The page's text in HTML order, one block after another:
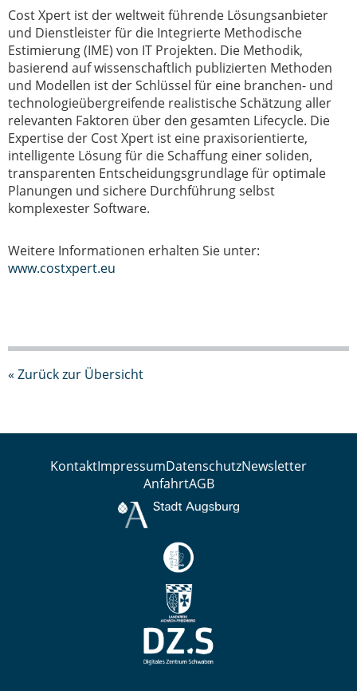
Cost Xpert ist der weltweit führende Lösungsanbieter
und Dienstleister für die Integrierte Methodische
Estimierung (IME) von IT Projekten. Die Methodik,
basierend auf wissenschaftlich publizierten Methoden
und Modellen ist der Schlüssel für eine branchen- und
technologieübergreifende realistische Schätzung aller
relevanten Faktoren über den gesamten Lifecycle. Die
Expertise der Cost Xpert ist eine praxisorientierte,
intelligente Lösung für die Schaffung einer soliden,
transparenten Entscheidungsgrundlage für optimale
Planungen und sichere Durchführung selbst
komplexester Software.
Weitere Informationen erhalten Sie unter:
www.costxpert.eu
« Zurück zur Übersicht
KontaktImpressumDatenschutzNewsletter
AnfahrtAGB